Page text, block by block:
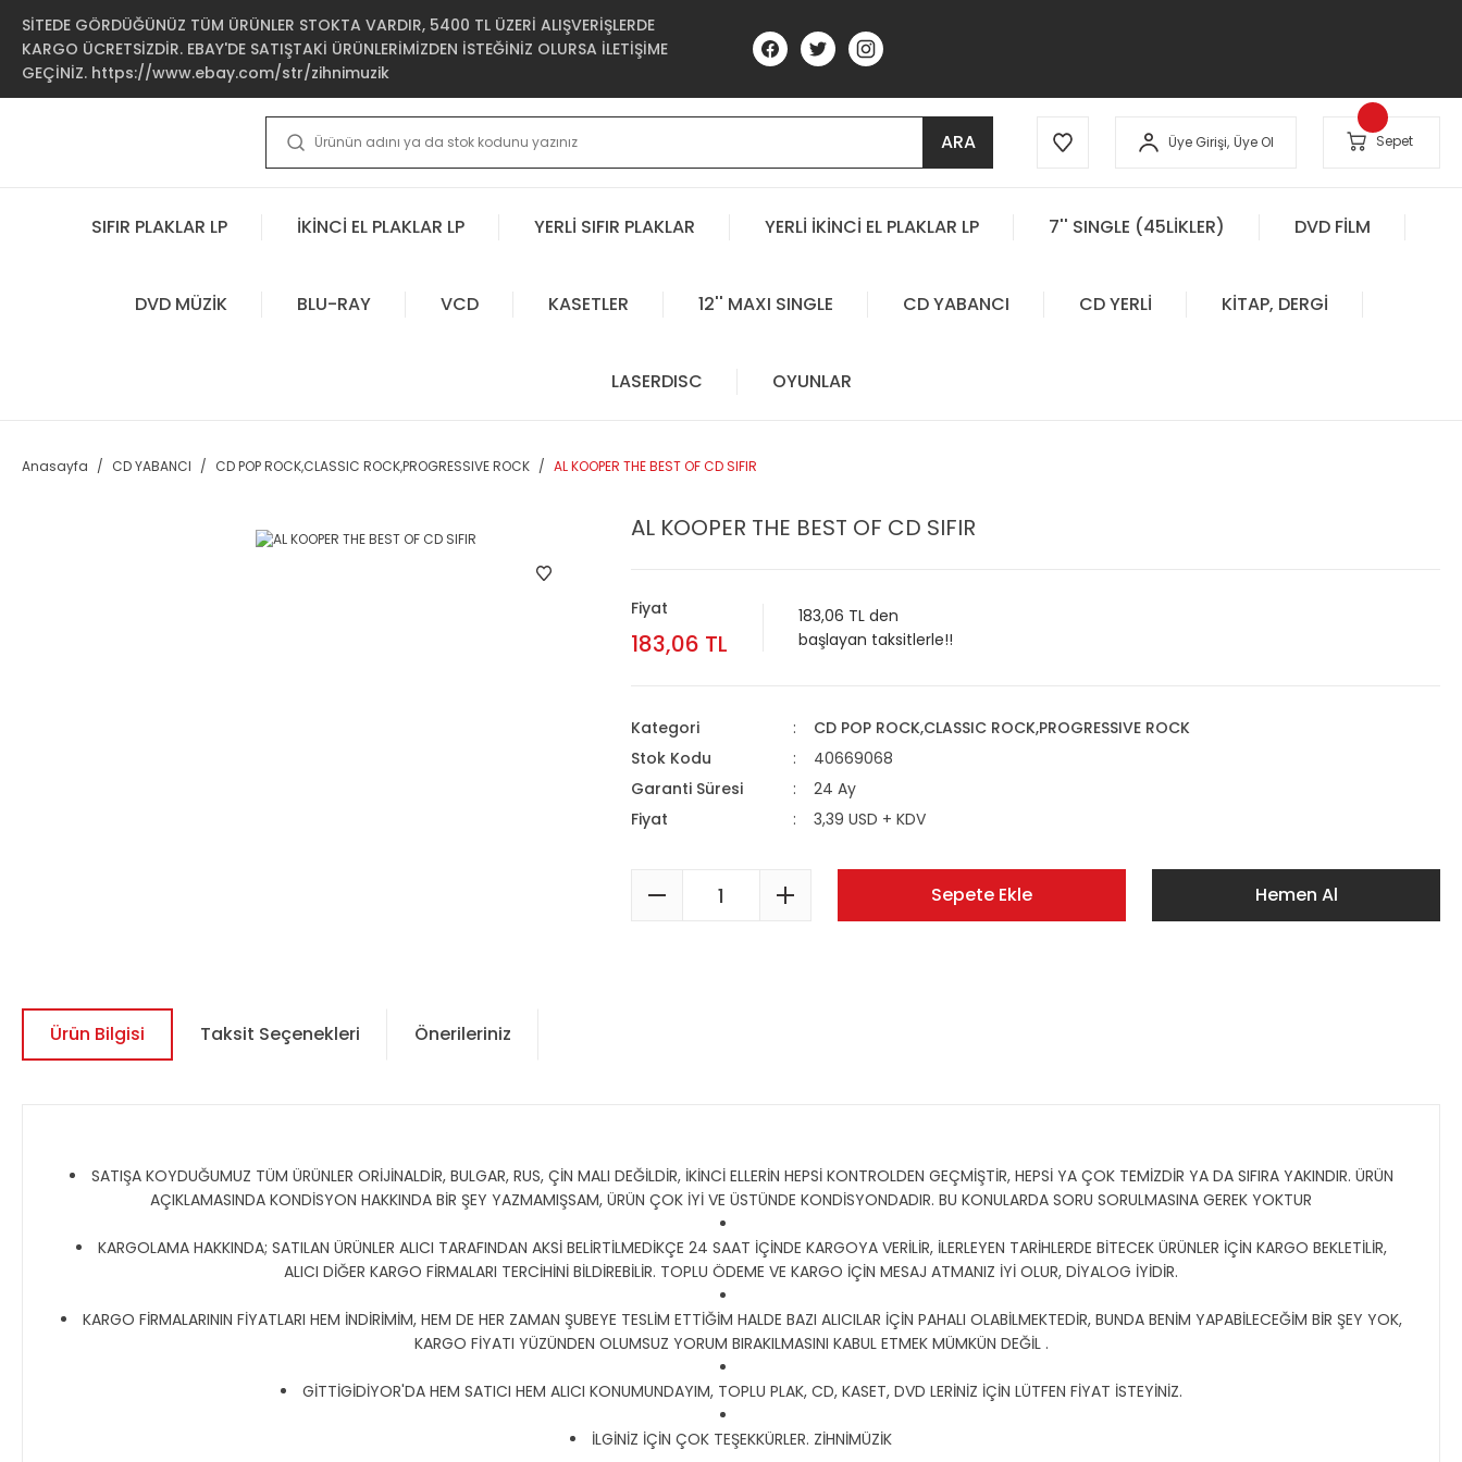
SİTEDE GÖRDÜĞÜNÜZ TÜM ÜRÜNLER STOKTA VARDIR, 5400 TL ÜZERİ ALIŞVERİŞLERDE
KARGO ÜCRETSİZDİR. EBAY'DE SATIŞTAKİ ÜRÜNLERİMİZDEN İSTEĞİNİZ OLURSA İLETİŞİME
GEÇİNİZ. https://www.ebay.com/str/zihnimuzik
ARA Üye Girişi, Üye Ol Sepet
SIFIR PLAKLAR LP İKİNCİ EL PLAKLAR LP YERLİ SIFIR PLAKLAR YERLİ İKİNCİ EL PLAKLAR LP 7'' SINGLE (45LİKLER) DVD FİLM
DVD MÜZİK BLU-RAY VCD KASETLER 12'' MAXI SINGLE CD YABANCI CD YERLİ KİTAP, DERGİ
LASERDISC OYUNLAR
Anasayfa CD YABANCI CD POP ROCK,CLASSIC ROCK,PROGRESSIVE ROCK AL KOOPER THE BEST OF CD SIFIR
AL KOOPER THE BEST OF CD SIFIR
Fiyat
183,06 TL
183,06 TL den
başlayan taksitlerle!!
Kategori
CD POP ROCK,CLASSIC ROCK,PROGRESSIVE ROCK
Stok Kodu
40669068
Garanti Süresi
24 Ay
Fiyat
3,39 USD + KDV
Sepete Ekle Hemen Al
Ürün Bilgisi Taksit Seçenekleri Önerileriniz
SATIŞA KOYDUĞUMUZ TÜM ÜRÜNLER ORİJİNALDİR, BULGAR, RUS, ÇİN MALI DEĞİLDİR, İKİNCİ ELLERİN HEPSİ KONTROLDEN GEÇMİŞTİR, HEPSİ YA ÇOK TEMİZDİR YA DA SIFIRA YAKINDIR. ÜRÜN
AÇIKLAMASINDA KONDİSYON HAKKINDA BİR ŞEY YAZMAMIŞSAM, ÜRÜN ÇOK İYİ VE ÜSTÜNDE KONDİSYONDADIR. BU KONULARDA SORU SORULMASINA GEREK YOKTUR
KARGOLAMA HAKKINDA; SATILAN ÜRÜNLER ALICI TARAFINDAN AKSİ BELİRTİLMEDİKÇE 24 SAAT İÇİNDE KARGOYA VERİLİR, İLERLEYEN TARİHLERDE BİTECEK ÜRÜNLER İÇİN KARGO BEKLETİLİR,
ALICI DİĞER KARGO FİRMALARI TERCİHİNİ BİLDİREBİLİR. TOPLU ÖDEME VE KARGO İÇİN MESAJ ATMANIZ İYİ OLUR, DİYALOG İYİDİR.
KARGO FİRMALARININ FİYATLARI HEM İNDİRİMİM, HEM DE HER ZAMAN ŞUBEYE TESLİM ETTİĞİM HALDE BAZI ALICILAR İÇİN PAHALI OLABİLMEKTEDİR, BUNDA BENİM YAPABİLECEĞİM BİR ŞEY YOK,
KARGO FİYATI YÜZÜNDEN OLUMSUZ YORUM BIRAKILMASINI KABUL ETMEK MÜMKÜN DEĞİL .
GİTTİGİDİYOR'DA HEM SATICI HEM ALICI KONUMUNDAYIM, TOPLU PLAK, CD, KASET, DVD LERİNİZ İÇİN LÜTFEN FİYAT İSTEYİNİZ.
İLGİNİZ İÇİN ÇOK TEŞEKKÜRLER. ZİHNİMÜZİK